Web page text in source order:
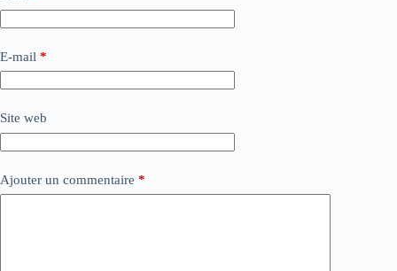
E-mail *
Site web
Ajouter un commentaire *